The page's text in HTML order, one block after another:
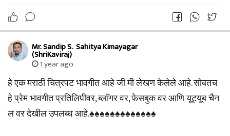
हा सूर कोणत्याही शब्दांच्या पलिकडचा आहे.
हा सूर म्हणजे जणू आईच्या उबदार पदराचा ओलावा,
हा सूर म्हणजे विश्वासाचा नवा झरा.
---
संगीत आणि गायकी
Mr. Sandip S. ️ Sahitya Kimayagar
(ShriKaviraj)
1 year ago
हे एक मराठी चित्रपट भावगीत आहे जी मी लेखण केलेले आहे. सोबतच
हे प्रेम भावगीत प्रतिलिपीवर, ब्लॉगर वर, फेसबुक वर आणि यूट्यूब चैन
ल वर देखील उपलब्ध आहे.♠️♠️♠️♠️♠️♠️♠️♠️♠️♠️♠️♠️♠️